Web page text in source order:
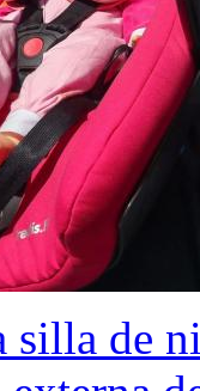
silla de